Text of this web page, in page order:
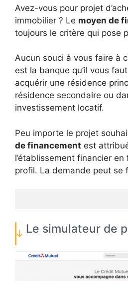
Avez-vous pour projet
immobilier ? Le moyen de
toujours le critère qui pose
Aucun souci à vous faire à
est la banque qu’il vous
acquérir une résidence
résidence secondaire ou
investissement locatif.
Peu importe le projet
de financement est
l’établissement financier
profil. La demande peut se
Le simulateur de